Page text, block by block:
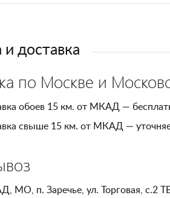
доставка
по Москве и
обоев 15 км. от МКАД —
свыше 15 км. от МКАД —
МО, п. Заречье, ул. Торговая, с.2